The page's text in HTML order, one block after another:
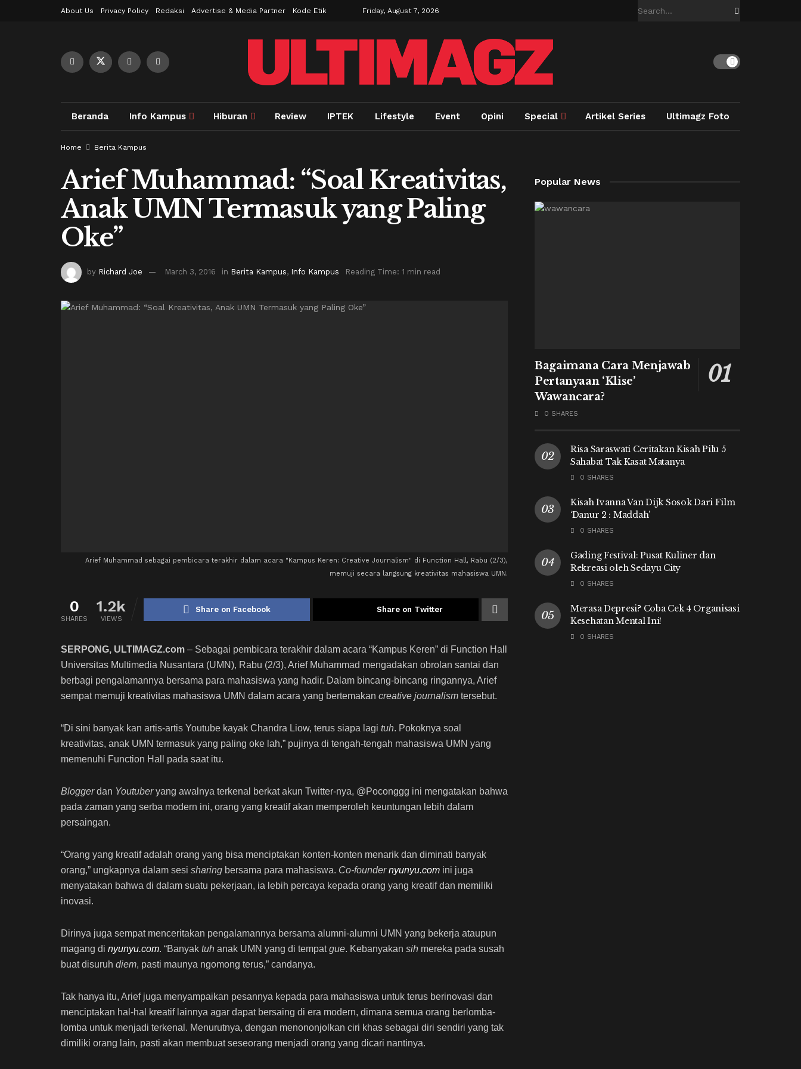
About Us Privacy Policy Redaksi Advertise & Media Partner Kode Etik Friday, August 7, 2026
Beranda Info Kampus Hiburan Review IPTEK Lifestyle Event Opini Special Artikel Series Ultimagz Foto
Home Berita Kampus
Arief Muhammad: “Soal Kreativitas,
Anak UMN Termasuk yang Paling
Oke”
by Richard Joe March 3, 2016 in Berita Kampus, Info Kampus Reading Time: 1 min read
Arief Muhammad sebagai pembicara terakhir dalam acara "Kampus Keren: Creative Journalism" di Function Hall, Rabu (2/3),
memuji secara langsung kreativitas mahasiswa UMN.
0
SHARES
1.2k
VIEWS
Share on Facebook Share on Twitter
SERPONG, ULTIMAGZ.com – Sebagai pembicara terakhir dalam acara “Kampus Keren” di Function Hall
Universitas Multimedia Nusantara (UMN), Rabu (2/3), Arief Muhammad mengadakan obrolan santai dan
berbagi pengalamannya bersama para mahasiswa yang hadir. Dalam bincang-bincang ringannya, Arief
sempat memuji kreativitas mahasiswa UMN dalam acara yang bertemakan creative journalism tersebut.
“Di sini banyak kan artis-artis Youtube kayak Chandra Liow, terus siapa lagi tuh. Pokoknya soal
kreativitas, anak UMN termasuk yang paling oke lah,” pujinya di tengah-tengah mahasiswa UMN yang
memenuhi Function Hall pada saat itu.
Bloggerdan Youtuberyang awalnya terkenal berkat akun Twitter-nya, @Poconggg ini mengatakan bahwa
pada zaman yang serba modern ini, orang yang kreatif akan memperoleh keuntungan lebih dalam
persaingan.
“Orang yang kreatif adalah orang yang bisa menciptakan konten-konten menarik dan diminati banyak
orang,” ungkapnya dalam sesi sharing bersama para mahasiswa. Co-founder nyunyu.com ini juga
menyatakan bahwa di dalam suatu pekerjaan, ia lebih percaya kepada orang yang kreatif dan memiliki
inovasi.
Dirinya juga sempat menceritakan pengalamannya bersama alumni-alumni UMN yang bekerja ataupun
magang di nyunyu.com. “Banyak tuh anak UMN yang di tempatgue. Kebanyakan sih mereka pada susah
buat disuruh diem, pasti maunya ngomong terus,” candanya.
Tak hanya itu, Arief juga menyampaikan pesannya kepada para mahasiswa untuk terus berinovasi dan
menciptakan hal-hal kreatif lainnya agar dapat bersaing di era modern, dimana semua orang berlomba-
lomba untuk menjadi terkenal. Menurutnya, dengan menononjolkan ciri khas sebagai diri sendiri yang tak
dimiliki orang lain, pasti akan membuat seseorang menjadi orang yang dicari nantinya.
Popular News
Bagaimana Cara Menjawab
Pertanyaan ‘Klise’
Wawancara?
0 SHARES
Risa Saraswati Ceritakan Kisah Pilu 5
Sahabat Tak Kasat Matanya
0 SHARES
Kisah Ivanna Van Dijk Sosok Dari Film
‘Danur 2 : Maddah’
0 SHARES
Gading Festival: Pusat Kuliner dan
Rekreasi oleh Sedayu City
0 SHARES
Merasa Depresi? Coba Cek 4 Organisasi
Kesehatan Mental Ini!
0 SHARES